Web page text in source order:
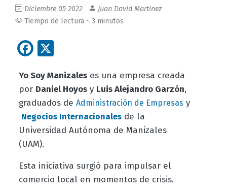
Diciembre 05 2022
Juan David Martinez
Tiempo de lectura ~ 3 minutos
Facebook
Yo Soy Manizaleses una empresa creada
por Daniel Hoyosy Luis Alejandro Garzón,
graduados de Administración de Empresas y
Negocios Internacionalesde la
Universidad Autónoma de Manizales
(UAM).
Esta iniciativa surgió para impulsar el
comercio local en momentos de crisis.